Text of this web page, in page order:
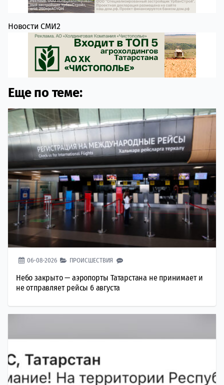
Новости СМИ2
Еще по теме:
06-08-2026 ПРОИСШЕСТВИЯ
Небо закрыто — аэропорты Татарстана не принимает и
не отправляет рейсы 6 августа